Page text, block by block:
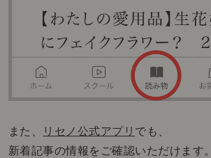
また、 リセノ公式アプリ でも、
新着記事の情報をご確認いただけます。